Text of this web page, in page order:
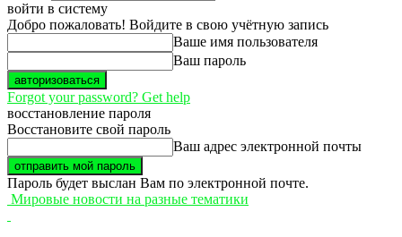
войти в систему
Добро пожаловать! Войдите в свою учётную запись
Ваше имя пользователя
Ваш пароль
Forgot your password? Get help
восстановление пароля
Восстановите свой пароль
Ваш адрес электронной почты
Пароль будет выслан Вам по электронной почте.
Мировые новости на разные тематики